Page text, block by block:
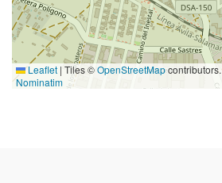
Leaflet | Tiles ©OpenStreetMap
Nominatim